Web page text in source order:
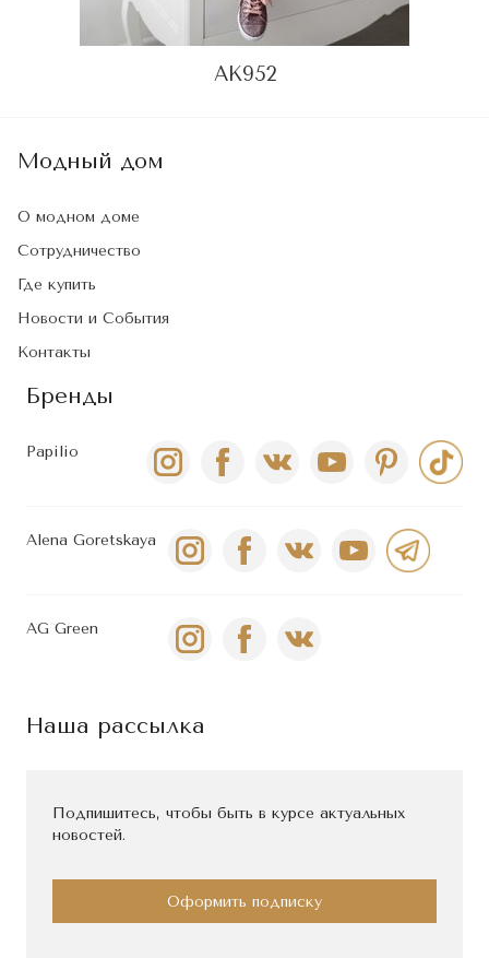
АК952
Модный дом
О модном доме
Сотрудничество
Где купить
Новости и События
Контакты
Бренды
Papilio
Alena Goretskaya
AG Green
Наша рассылка
Подпишитесь, чтобы быть в курсе актуальных
новостей.
Оформить подписку